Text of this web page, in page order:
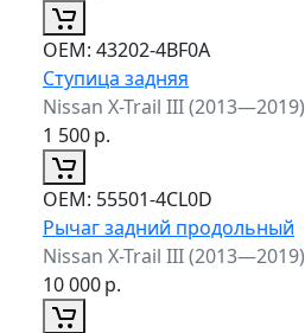
ОЕМ: 43202-4BF0A
Ступица задняя
Nissan X-Trail III (2013—2019)
1 500р.
ОЕМ: 55501-4CL0D
Рычаг задний продольный
Nissan X-Trail III (2013—2019)
10 000р.